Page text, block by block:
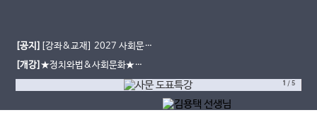
[공지] [강좌&교재] 2027 사회문화
용사탐 도표 특강
[개강]★정치와법&사회문화★
2027 용사탐 모주 모의고사 시즌1 개
1 /5